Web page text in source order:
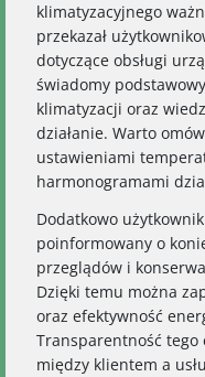
klimatyzacyjnego
przekazał
dotyczące obsługi
świadomy
klimatyzacji oraz
działanie. Warto
ustawieniami
harmonogramami
Dodatkowo
poinformowany o
przeglądów i
Dzięki temu można
oraz efektywność
Transparentność
między klientem a